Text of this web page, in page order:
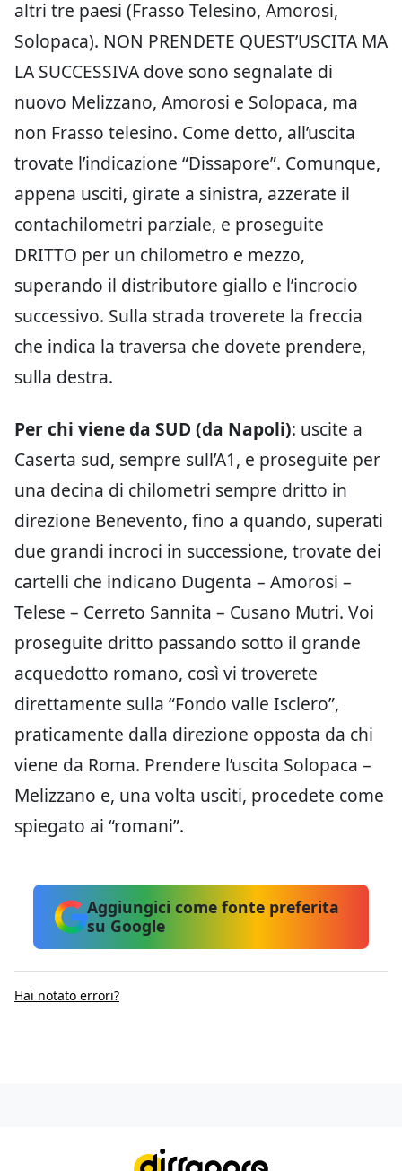
altri tre paesi (Frasso Telesino, Amorosi,
Solopaca). NON PRENDETE QUEST’USCITA MA
LA SUCCESSIVA dove sono segnalate di
nuovo Melizzano, Amorosi e Solopaca, ma
non Frasso telesino. Come detto, all’uscita
trovate l’indicazione “Dissapore”. Comunque,
appena usciti, girate a sinistra, azzerate il
contachilometri parziale, e proseguite
DRITTO per un chilometro e mezzo,
superando il distributore giallo e l’incrocio
successivo. Sulla strada troverete la freccia
che indica la traversa che dovete prendere,
sulla destra.
Per chi viene da SUD (da Napoli): uscite a
Caserta sud, sempre sull’A1, e proseguite per
una decina di chilometri sempre dritto in
direzione Benevento, fino a quando, superati
due grandi incroci in successione, trovate dei
cartelli che indicano Dugenta – Amorosi –
Telese – Cerreto Sannita – Cusano Mutri. Voi
proseguite dritto passando sotto il grande
acquedotto romano, così vi troverete
direttamente sulla “Fondo valle Isclero”,
praticamente dalla direzione opposta da chi
viene da Roma. Prendere l’uscita Solopaca –
Melizzano e, una volta usciti, procedete come
spiegato ai “romani”.
Aggiungici come fonte preferita
su Google
Hai notato errori?